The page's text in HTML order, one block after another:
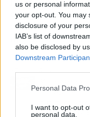
us or personal
your opt-out. You may
disclosure of your
IAB’s list of
also be disclosed by
Downstream
Personal Data
I want to opt-out
personal data.
con sesiones de
compañeros de
mejorar en las
catálogo de
sector del